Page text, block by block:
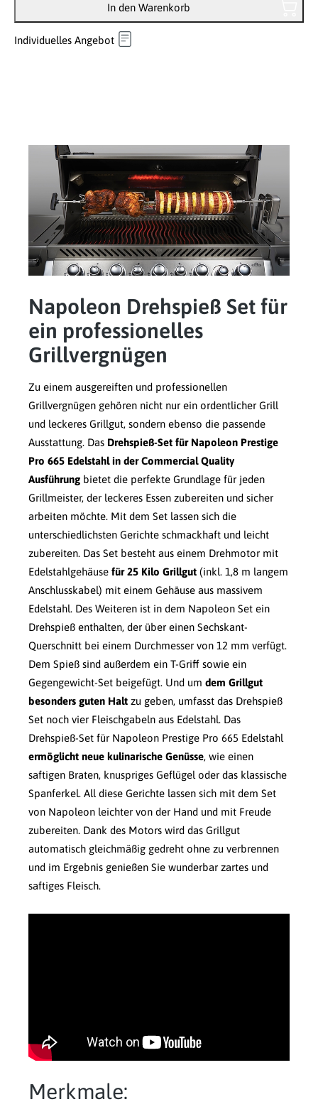
In den Warenkorb
Individuelles Angebot
Napoleon Drehspieß Set für
ein professionelles
Grillvergnügen
Zu einem ausgereiften und professionellen
Grillvergnügen gehören nicht nur ein ordentlicher Grill
und leckeres Grillgut, sondern ebenso die passende
Ausstattung. Das Drehspieß-Set für Napoleon Prestige
Pro 665 Edelstahl in der Commercial Quality
Ausführung bietet die perfekte Grundlage für jeden
Grillmeister, der leckeres Essen zubereiten und sicher
arbeiten möchte. Mit dem Set lassen sich die
unterschiedlichsten Gerichte schmackhaft und leicht
zubereiten. Das Set besteht aus einem Drehmotor mit
Edelstahlgehäuse für 25 Kilo Grillgut (inkl. 1,8 m langem
Anschlusskabel) mit einem Gehäuse aus massivem
Edelstahl. Des Weiteren ist in dem Napoleon Set ein
Drehspieß enthalten, der über einen Sechskant-
Querschnitt bei einem Durchmesser von 12 mm verfügt.
Dem Spieß sind außerdem ein T-Griff sowie ein
Gegengewicht-Set beigefügt. Und um dem Grillgut
besonders guten Halt zu geben, umfasst das Drehspieß
Set noch vier Fleischgabeln aus Edelstahl. Das
Drehspieß-Set für Napoleon Prestige Pro 665 Edelstahl
ermöglicht neue kulinarische Genüsse, wie einen
saftigen Braten, knuspriges Geflügel oder das klassische
Spanferkel. All diese Gerichte lassen sich mit dem Set
von Napoleon leichter von der Hand und mit Freude
zubereiten. Dank des Motors wird das Grillgut
automatisch gleichmäßig gedreht ohne zu verbrennen
und im Ergebnis genießen Sie wunderbar zartes und
saftiges Fleisch.
Merkmale: